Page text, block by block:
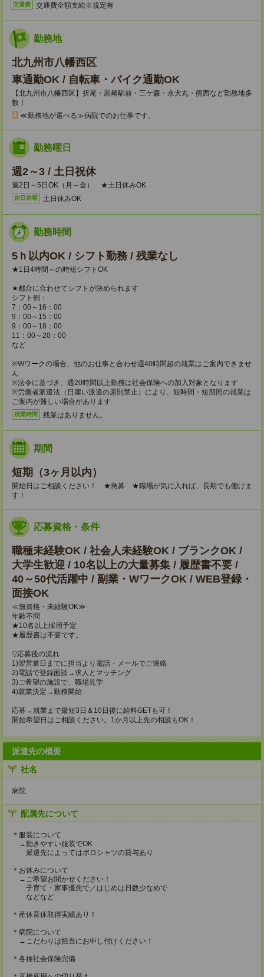
交通費 交通費全額支給※規定有
勤務地
北九州市八幡西区
車通勤OK / 自転車・バイク通勤OK
【北九州市八幡西区】折尾・黒崎駅前・三ケ森・永犬丸・熊西など勤務地多
数！
≪勤務地が選べる≫病院でのお仕事です。
勤務曜日
週2～3 / 土日祝休
週2日～5日OK（月～金） ★土日休みOK
休日休暇 土日休みOK
勤務時間
5ｈ以内OK / シフト勤務 / 残業なし
★1日4時間～の時短シフトOK
★都合に合わせてシフトが決められます
シフト例：
7：00～16：00
9：00～15：00
9：00～18：00
11：00～20：00
など
※Wワークの場合、他のお仕事と合わせ週40時間超の就業はご案内できませ
ん
※法令に基づき、週20時間以上勤務は社会保険への加入対象となります
※労働者派遣法（日雇い派遣の原則禁止）により、短時間・短期間の就業は
ご案内が難しい場合があります
残業時間 残業はありません。
期間
短期（3ヶ月以内）
開始日はご相談ください！ ★急募 ★職場が気に入れば、長期でも働けま
す！
応募資格・条件
職種未経験OK / 社会人未経験OK / ブランクOK /
大学生歓迎 / 10名以上の大量募集 / 履歴書不要 /
40～50代活躍中 / 副業・WワークOK / WEB登録・
面接OK
≪無資格・未経験OK≫
年齢不問
★10名以上採用予定
★履歴書は不要です。
▽応募後の流れ
1)翌営業日までに担当より電話・メールでご連絡
2)電話で登録面談→求人とマッチング
3)ご希望の施設で、職場見学
4)就業決定→勤務開始
応募→就業まで最短3日＆10日後に給料GETも可！
開始希望日はご相談ください。1か月以上先の相談もOK！
派遣先の概要
社名
病院
配属先について
＊服装について
→動きやすい服装でOK
派遣先によってはポロシャツの貸与あり
＊お休みについて
→ご希望お聞かせください！
子育て・家事優先で／はじめは日数少なめで
などなど
＊産休育休取得実績あり！
＊病院について
→こだわりは担当にお申し付けください！
＊各種社会保険完備